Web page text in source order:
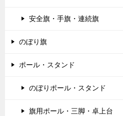
安全旗・手旗・連続旗
のぼり旗
ポール・スタンド
のぼりポール・スタンド
旗用ポール・三脚・卓上台